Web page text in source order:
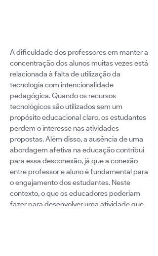
A dificuldade dos professores em manter a
concentração dos alunos muitas vezes está
relacionada à falta de utilização da
tecnologia com intencionalidade
pedagógica. Quando os recursos
tecnológicos são utilizados sem um
propósito educacional claro, os estudantes
perdem o interesse nas atividades
propostas. Além disso, a ausência de uma
abordagem afetiva na educação contribui
para essa desconexão, já que a conexão
entre professor e aluno é fundamental para
o engajamento dos estudantes. Neste
contexto, o que os educadores poderiam
fazer para desenvolver uma atividade que